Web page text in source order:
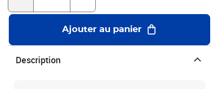
Ajouter au panier
Description